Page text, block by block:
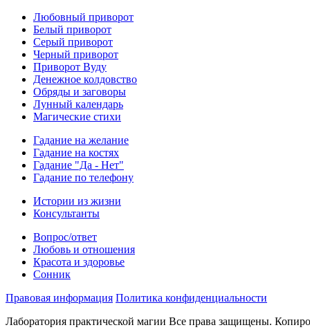
Любовный приворот
Белый приворот
Серый приворот
Черный приворот
Приворот Вуду
Денежное колдовство
Обряды и заговоры
Лунный календарь
Магические стихи
Гадание на желание
Гадание на костях
Гадание "Да - Нет"
Гадание по телефону
Истории из жизни
Консультанты
Вопрос/ответ
Любовь и отношения
Красота и здоровье
Сонник
Правовая информация Политика конфиденциальности
Лаборатория практической магии Все права защищены.